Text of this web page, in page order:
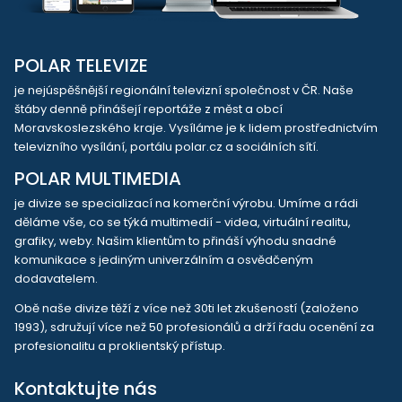
POLAR TELEVIZE
je nejúspěšnější regionální televizní společnost v ČR. Naše
štáby denně přinášejí reportáže z měst a obcí
Moravskoslezského kraje. Vysíláme je k lidem prostřednictvím
televizního vysílání, portálu polar.cz a sociálních sítí.
POLAR MULTIMEDIA
je divize se specializací na komerční výrobu. Umíme a rádi
děláme vše, co se týká multimedií - videa, virtuální realitu,
grafiky, weby. Našim klientům to přináší výhodu snadné
komunikace s jediným univerzálním a osvědčeným
dodavatelem.
Obě naše divize těží z více než 30ti let zkušeností (založeno
1993), sdružují více než 50 profesionálů a drží řadu ocenění za
profesionalitu a proklientský přístup.
Kontaktujte nás